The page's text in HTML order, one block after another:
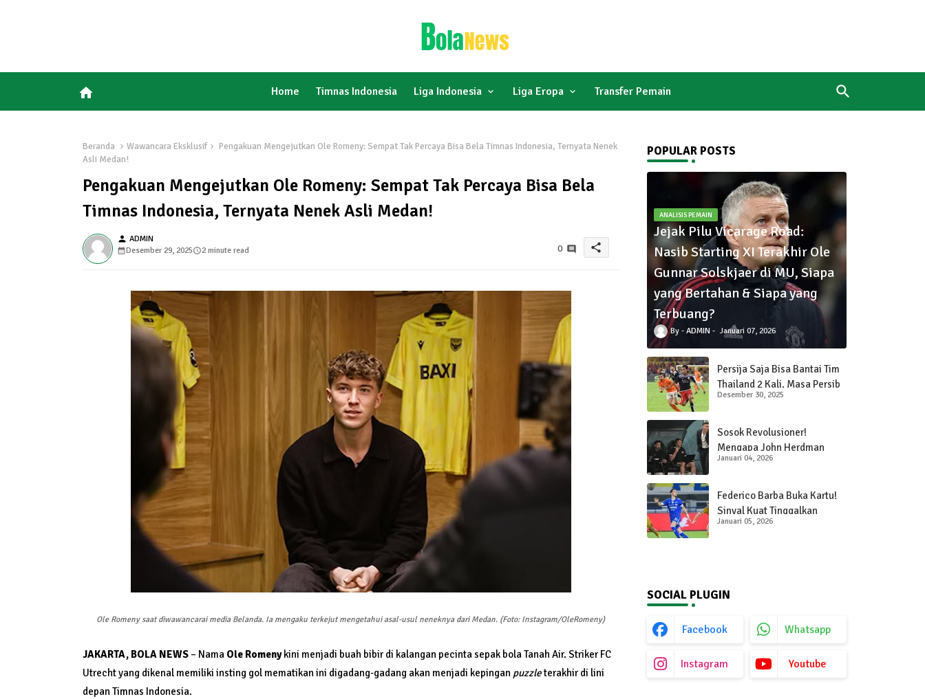
home Home Timnas Indonesia Liga Indonesia Liga Eropa Transfer Pemain
Beranda Wawancara Eksklusif
Pengakuan Mengejutkan Ole Romeny: Sempat Tak Percaya Bisa Bela Timnas Indonesia, Ternyata Nenek
Asli Medan!
Pengakuan Mengejutkan Ole Romeny: Sempat Tak Percaya Bisa Bela
Timnas Indonesia, Ternyata Nenek Asli Medan!
person ADMIN
Desember 29, 2025
2 minute read 0 share
Ole Romeny saat diwawancarai media Belanda. Ia mengaku terkejut mengetahui asal-usul neneknya dari Medan. (Foto: Instagram/OleRomeny)
JAKARTA, BOLA NEWS– Nama Ole Romenykini menjadi buah bibir di kalangan pecinta sepak bola Tanah Air. Striker FC
Utrecht yang dikenal memiliki insting gol mematikan ini digadang-gadang akan menjadi kepingan puzzleterakhir di lini
depan Timnas Indonesia.
POPULAR POSTS
ANALISIS PEMAIN
Jejak Pilu Vicarage Road:
Nasib Starting XI Terakhir Ole
Gunnar Solskjaer di MU, Siapa
yang Bertahan & Siapa yang
Terbuang?
ADMIN Januari 07, 2026
Persija Saja Bisa Bantai Tim
Thailand 2 Kali, Masa Persib
Gak Bisa? Bobotoh Tuntut
Desember 30, 2025
Sosok Revolusioner!
Mengapa John Herdman
Adalah Kandidat Paling Ideal
Indonesia?
Januari 04, 2026
Federico Barba Buka Kartu!
Sinyal Kuat Tinggalkan
Persib, Panggilan Hati dan
Januari 05, 2026
SOCIAL PLUGIN
Facebook Whatsapp
Instagram Youtube